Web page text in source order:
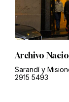
Archivo
Sarandí y
2915 5493